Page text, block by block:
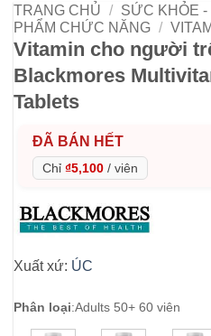
TRANG CHỦ / SỨC KHỎE
PHẨM CHỨC NĂNG /
Vitamin cho người
Blackmores
Tablets
ĐÃ BÁN HẾT
Chỉ ₫5,100 / viên
Xuất xứ: ÚC
Phân loại:Adults 50+ 60 viên